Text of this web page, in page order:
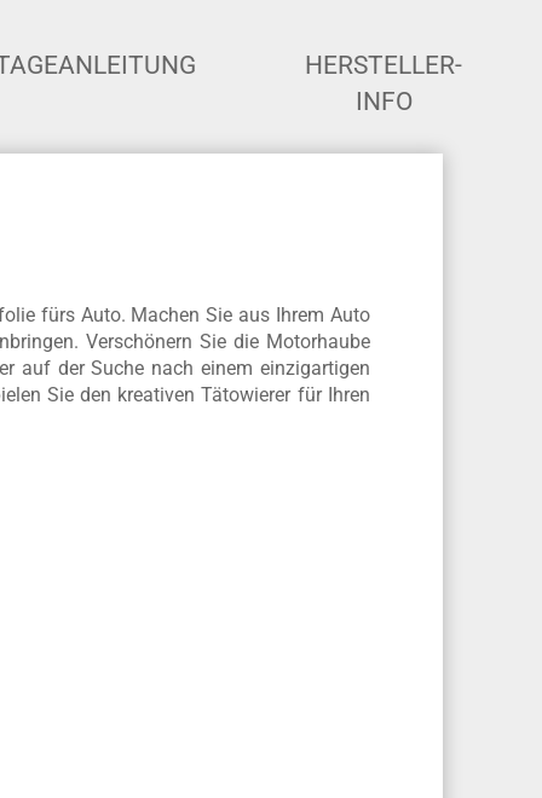
HERSTELLER-
INFO
fürs Auto. Machen Sie aus Ihrem Auto
Verschönern Sie die Motorhaube
auf der Suche nach einem einzigartigen
Sie den kreativen Tätowierer für Ihren